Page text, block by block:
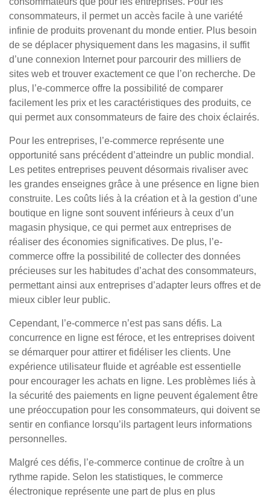
consommateurs, il permet un accès facile à une variété
infinie de produits provenant du monde entier. Plus besoin
de se déplacer physiquement dans les magasins, il suffit
d’une connexion Internet pour parcourir des milliers de
sites web et trouver exactement ce que l’on recherche. De
plus, l’e-commerce offre la possibilité de comparer
facilement les prix et les caractéristiques des produits, ce
qui permet aux consommateurs de faire des choix éclairés.
Pour les entreprises, l’e-commerce représente une
opportunité sans précédent d’atteindre un public mondial.
Les petites entreprises peuvent désormais rivaliser avec
les grandes enseignes grâce à une présence en ligne bien
construite. Les coûts liés à la création et à la gestion d’une
boutique en ligne sont souvent inférieurs à ceux d’un
magasin physique, ce qui permet aux entreprises de
réaliser des économies significatives. De plus, l’e-
commerce offre la possibilité de collecter des données
précieuses sur les habitudes d’achat des consommateurs,
permettant ainsi aux entreprises d’adapter leurs offres et de
mieux cibler leur public.
Cependant, l’e-commerce n’est pas sans défis. La
concurrence en ligne est féroce, et les entreprises doivent
se démarquer pour attirer et fidéliser les clients. Une
expérience utilisateur fluide et agréable est essentielle
pour encourager les achats en ligne. Les problèmes liés à
la sécurité des paiements en ligne peuvent également être
une préoccupation pour les consommateurs, qui doivent se
sentir en confiance lorsqu’ils partagent leurs informations
personnelles.
Malgré ces défis, l’e-commerce continue de croître à un
rythme rapide. Selon les statistiques, le commerce
électronique représente une part de plus en plus